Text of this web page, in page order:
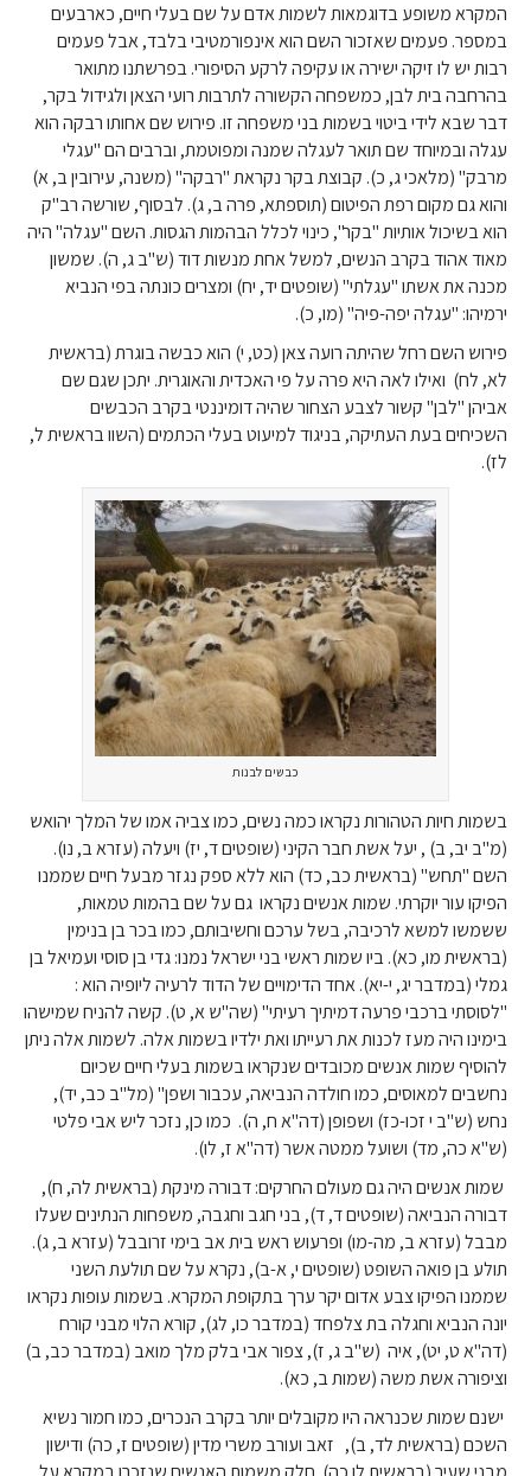
המקרא משופע בדוגמאות לשמות אדם על שם בעלי חיים, כארבעים
במספר. פעמים שאזכור השם הוא אינפורמטיבי בלבד, אבל פעמים
רבות יש לו זיקה ישירה או עקיפה לרקע הסיפורי. בפרשתנו מתואר
בהרחבה בית לבן, כמשפחה הקשורה לתרבות רועי הצאן ולגידול בקר,
דבר שבא לידי ביטוי בשמות בני משפחה זו. פירוש שם אחותו רבקה הוא
עגלה ובמיוחד שם תואר לעגלה שמנה ומפוטמת, וברבים הם "עגלי
מרבק" (מלאכי ג, כ). קבוצת בקר נקראת "רבקה" (משנה, עירובין ב, א)
והוא גם מקום רפת הפיטום (תוספתא, פרה ב, ג). לבסוף, שורשה רב"ק
הוא בשיכול אותיות "בקר", כינוי לכלל הבהמות הגסות. השם "עגלה" היה
מאוד אהוד בקרב הנשים, למשל אחת מנשות דוד (ש"ב ג, ה). שמשון
מכנה את אשתו "עגלתי" (שופטים יד, יח) ומצרים כונתה בפי הנביא
ירמיהו: "עגלה יפה-פיה" (מו, כ).
פירוש השם רחל שהיתה רועה צאן (כט, י) הוא כבשה בוגרת (בראשית
לא, לח) ואילו לאה היא פרה על פי האכדית והאוגרית. יתכן שגם שם
אביהן "לבן" קשור לצבע הצחור שהיה דומיננטי בקרב הכבשים
השכיחים בעת העתיקה, בניגוד למיעוט בעלי הכתמים (השוו בראשית ל,
לז).
כבשים לבנות
בשמות חיות הטהורות נקראו כמה נשים, כמו צביה אמו של המלך יהואש
(מ"ב יב, ב) , יעל אשת חבר הקיני (שופטים ד, יז) ויעלה (עזרא ב, נו).
השם "תחש" (בראשית כב, כד) הוא ללא ספק נגזר מבעל חיים שממנו
הפיקו עור יוקרתי. שמות אנשים נקראו גם על שם בהמות טמאות,
ששמשו למשא לרכיבה, בשל ערכם וחשיבותם, כמו בכר בן בנימין
(בראשית מו, כא). ביו שמות ראשי בני ישראל נמנו: גדי בן סוסי ועמיאל בן
גמלי (במדבר יג, י-יא). אחד הדימויים של הדוד לרעיה ליופיה הוא :
"לסוסתי ברכבי פרעה דמיתיך רעיתי" (שה"ש א, ט). קשה להניח שמישהו
בימינו היה מעז לכנות את רעייתו ואת ילדיו בשמות אלה. לשמות אלה ניתן
להוסיף שמות אנשים מכובדים שנקראו בשמות בעלי חיים שכיום
נחשבים למאוסים, כמו חולדה הנביאה, עכבור ושפן" (מל"ב כב, יד),
נחש (ש"ב י זכו-כז) ושפופן (דה"א ח, ה). כמו כן, נזכר ליש אבי פלטי
(ש"א כה, מד) ושועל ממטה אשר (דה"א ז, לו).
שמות אנשים היה גם מעולם החרקים: דבורה מינקת (בראשית לה, ח),
דבורה הנביאה (שופטים ד, ד), בני חגב וחגבה, משפחות הנתינים שעלו
מבבל (עזרא ב, מה-מו) ופרעוש ראש בית אב בימי זרובבל (עזרא ב, ג).
תולע בן פואה השופט (שופטים י, א-ב), נקרא על שם תולעת השני
שממנו הפיקו צבע אדום יקר ערך בתקופת המקרא. בשמות עופות נקראו
יונה הנביא וחגלה בת צלפחד (במדבר כו, לג), קורא הלוי מבני קורח
(דה"א ט, יט), איה (ש"ב ג, ז), צפור אבי בלק מלך מואב (במדבר כב, ב)
וציפורה אשת משה (שמות ב, כא).
ישנם שמות שכנראה היו מקובלים יותר בקרב הנכרים, כמו חמור נשיא
השכם (בראשית לד, ב), זאב ועורב משרי מדין (שופטים ז, כה) ודישון